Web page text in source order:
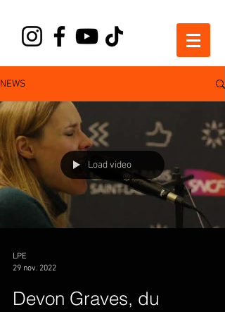
NEWS
Load video
LPE
29 nov. 2022
Devon Graves, du